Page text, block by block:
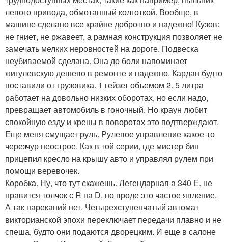
левого привода, обмотанный колготкой. Вообще, в
машине сделано все крайне добротно и надежно! Кузов:
не гниет, не ржавеет, а рамная конструкция позволяет не
замечать мелких неровностей на дороге. Подвеска
неубиваемой сделана. Она до боли напоминает
жигулевскую дешево в ремонте и надежно. Кардан будто
поставили от грузовика. 1 гейзет объемом 2. 5 литра
работает на довольно низких оборотах, но если надо,
превращает автомобиль в гоночный. Но краун любит
спокойную езду и крены в поворотах это подтверждают.
Еще меня смущает руль. Рулевое управление какое-то
черезчур неострое. Как в той серии, где мистер бин
прицепил кресло на крышу авто и управлял рулем при
помощи веревочек.
Коробка. Ну, что тут скажешь. Легендарная а 340 Е. не
нравится толчок с R на D, но вроде это частое явление.
А так нареканий нет. Четырехступенчатый автомат
викторианской эпохи переключает передачи плавно и не
спеша, будто они подаются дворецким. И еще в салоне